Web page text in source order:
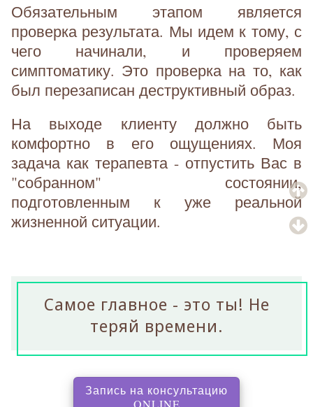
Обязательным этапом является
проверка результата. Мы идем к тому, с
чего начинали, и проверяем
симптоматику. Это проверка на то, как
был перезаписан деструктивный образ.
На выходе клиенту должно быть
комфортно в его ощущениях. Моя
задача как терапевта - отпустить Вас в
"собранном" состоянии,
подготовленным к уже реальной
жизненной ситуации.
Самое главное - это ты! Не
теряй времени.
Запись на консультацию
ONLINE, перенаправляет на